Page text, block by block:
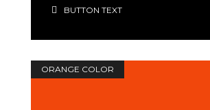
BUTTON TEXT
ORANGE COLOR